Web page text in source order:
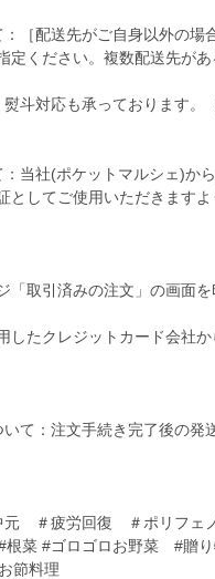
［配送先がご自身以外の場
定ください。複数配送先が
斗対応も承っております。
当社(ポケットマルシェ)か
としてご使用いただきますよ
「取引済みの注文」の画面
したクレジットカード会社
て：注文手続き完了後の発
元 ＃疲労回復 ＃ポリフェ
菜 #ゴロゴロお野菜 #贈
節料理